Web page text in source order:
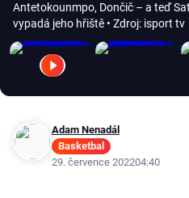
Antetokounmpo, Dončič – a teď
vypadá jeho hřiště • Zdroj: isport tv
Adam Nenadál
Basketbal
29. července 202204:40